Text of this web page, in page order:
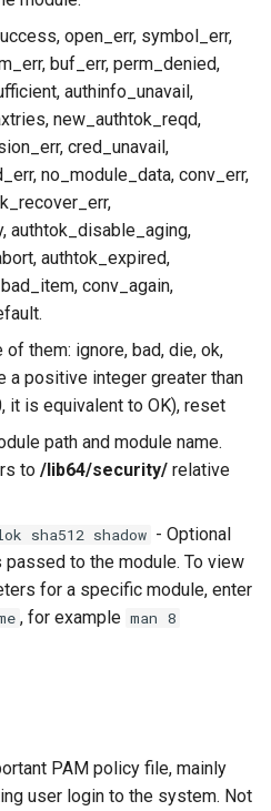
open_err, symbol_err,
buf_err, perm_denied,
authinfo_unavail,
new_authtok_reqd,
cred_unavail,
no_module_data, conv_err,
authtok_disable_aging,
authtok_expired,
conv_again,
of them: ignore, bad, die, ok,
a positive integer greater than
it is equivalent to OK), reset
path and module name.
to /lib64/security/ relative
sha512 shadow - Optional
passed to the module. To view
for a specific module, enter
, for example man 8
PAM policy file, mainly
user login to the system. Not